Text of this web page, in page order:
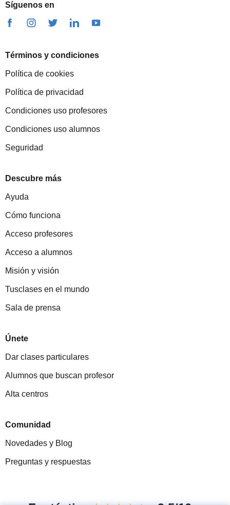
Síguenos en
Términos y condiciones
Política de cookies
Política de privacidad
Condiciones uso profesores
Condiciones uso alumnos
Seguridad
Descubre más
Ayuda
Cómo funciona
Acceso profesores
Acceso a alumnos
Misión y visión
Tusclases en el mundo
Sala de prensa
Únete
Dar clases particulares
Alumnos que buscan profesor
Alta centros
Comunidad
Novedades y Blog
Preguntas y respuestas